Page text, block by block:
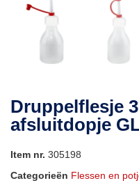
Druppelflesje
afsluitdopje
Item nr. 305198
Categorieën Flessen en